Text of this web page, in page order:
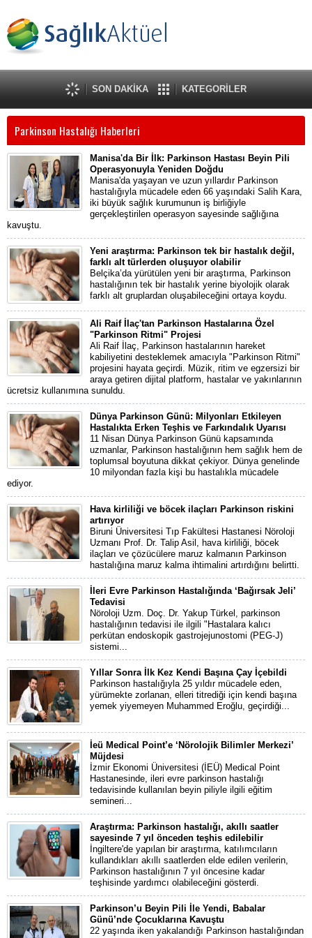
SON DAKİKA KATEGORİLER
Parkinson Hastalığı Haberleri
Manisa'da Bir İlk: Parkinson Hastası Beyin Pili
Operasyonuyla Yeniden Doğdu
Manisa'da yaşayan ve uzun yıllardır Parkinson
hastalığıyla mücadele eden 66 yaşındaki Salih Kara,
iki büyük sağlık kurumunun iş birliğiyle
gerçekleştirilen operasyon sayesinde sağlığına
kavuştu.
Yeni araştırma: Parkinson tek bir hastalık değil,
farklı alt türlerden oluşuyor olabilir
Belçika’da yürütülen yeni bir araştırma, Parkinson
hastalığının tek bir hastalık yerine biyolojik olarak
farklı alt gruplardan oluşabileceğini ortaya koydu.
Ali Raif İlaç'tan Parkinson Hastalarına Özel
"Parkinson Ritmi" Projesi
Ali Raif İlaç, Parkinson hastalarının hareket
kabiliyetini desteklemek amacıyla "Parkinson Ritmi"
projesini hayata geçirdi. Müzik, ritim ve egzersizi bir
araya getiren dijital platform, hastalar ve yakınlarının
ücretsiz kullanımına sunuldu.
Dünya Parkinson Günü: Milyonları Etkileyen
Hastalıkta Erken Teşhis ve Farkındalık Uyarısı
11 Nisan Dünya Parkinson Günü kapsamında
uzmanlar, Parkinson hastalığının hem sağlık hem de
toplumsal boyutuna dikkat çekiyor. Dünya genelinde
10 milyondan fazla kişi bu hastalıkla mücadele
ediyor.
Hava kirliliği ve böcek ilaçları Parkinson riskini
artırıyor
Biruni Üniversitesi Tıp Fakültesi Hastanesi Nöroloji
Uzmanı Prof. Dr. Talip Asil, hava kirliliği, böcek
ilaçları ve çözücülere maruz kalmanın Parkinson
hastalığına maruz kalma ihtimalini artırdığını belirtti.
İleri Evre Parkinson Hastalığında ‘Bağırsak Jeli’
Tedavisi
Nöroloji Uzm. Doç. Dr. Yakup Türkel, parkinson
hastalığının tedavisi ile ilgili "Hastalara kalıcı
perkütan endoskopik gastrojejunostomi (PEG-J)
sistemi...
Yıllar Sonra İlk Kez Kendi Başına Çay İçebildi
Parkinson hastalığıyla 25 yıldır mücadele eden,
yürümekte zorlanan, elleri titrediği için kendi başına
yemek yiyemeyen Muhammed Eroğlu, geçirdiği...
İeü Medical Point’e ‘Nörolojik Bilimler Merkezi’
Müjdesi
İzmir Ekonomi Üniversitesi (İEÜ) Medical Point
Hastanesinde, ileri evre parkinson hastalığı
tedavisinde kullanılan beyin piliyle ilgili eğitim
semineri...
Araştırma: Parkinson hastalığı, akıllı saatler
sayesinde 7 yıl önceden teşhis edilebilir
İngiltere'de yapılan bir araştırma, katılımcıların
kullandıkları akıllı saatlerden elde edilen verilerin,
Parkinson hastalığının 7 yıl öncesine kadar
teşhisinde yardımcı olabileceğini gösterdi.
Parkinson’u Beyin Pili İle Yendi, Babalar
Günü’nde Çocuklarına Kavuştu
22 yaşında iken yakalandığı Parkinson hastalığından